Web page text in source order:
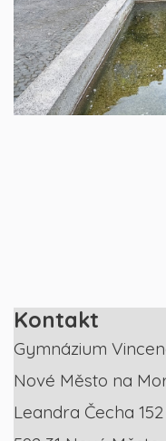
Kontakt
Gymnázium
Nové Město na
Leandra Čecha 152